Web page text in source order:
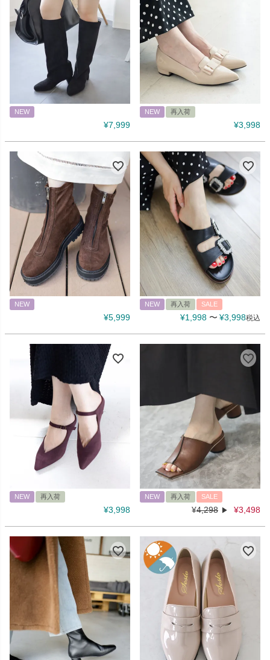
NEW
¥7,999
NEW 再入荷
¥3,998
NEW
¥5,999
NEW 再入荷 SALE
¥1,998 〜 ¥3,998税込
NEW 再入荷
¥3,998
NEW 再入荷 SALE
¥4,298 ¥3,498